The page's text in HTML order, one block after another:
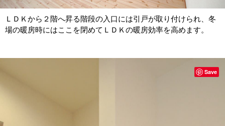
ＬＤＫから２階へ昇る階段の入口には引戸が取り付けられ、冬
場の暖房時にはここを閉めてＬＤＫの暖房効率を高めます。
Save